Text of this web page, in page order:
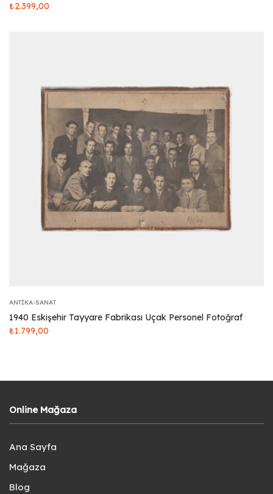
₺2.399,00
ANTIKA-SANAT
1940 Eskişehir Tayyare Fabrikası Uçak Personel Fotoğraf
₺1.799,00
Online Mağaza
Ana Sayfa
Mağaza
Blog